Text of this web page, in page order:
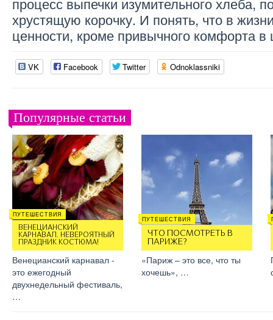
хрустящую корочку. И понять, что в
ценности, кроме привычного комфорта
VK Facebook Twitter Odnoklassniki
Популярные статьи
ПУТЕШЕСТВИЯ
ВЕНЕЦИАНСКИЙ
КАРНАВАЛ. НЕВЕРОЯТНЫЙ
ПРАЗДНИК КОСТЮМА!
Венецианский карнавал -
это ежегодный
двухнедельный фестиваль,
…
ПУТЕШЕСТВИЯ
ЧТО ПОСМОТРЕТЬ В
ПАРИЖЕ?
«Париж – это все, что ты
хочешь», …